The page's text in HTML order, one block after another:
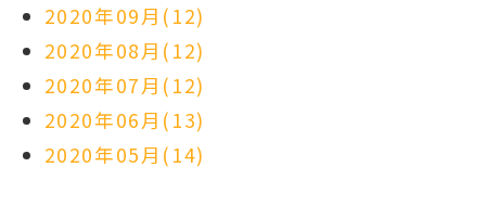
2020年09月(12)
2020年08月(12)
2020年07月(12)
2020年06月(13)
2020年05月(14)